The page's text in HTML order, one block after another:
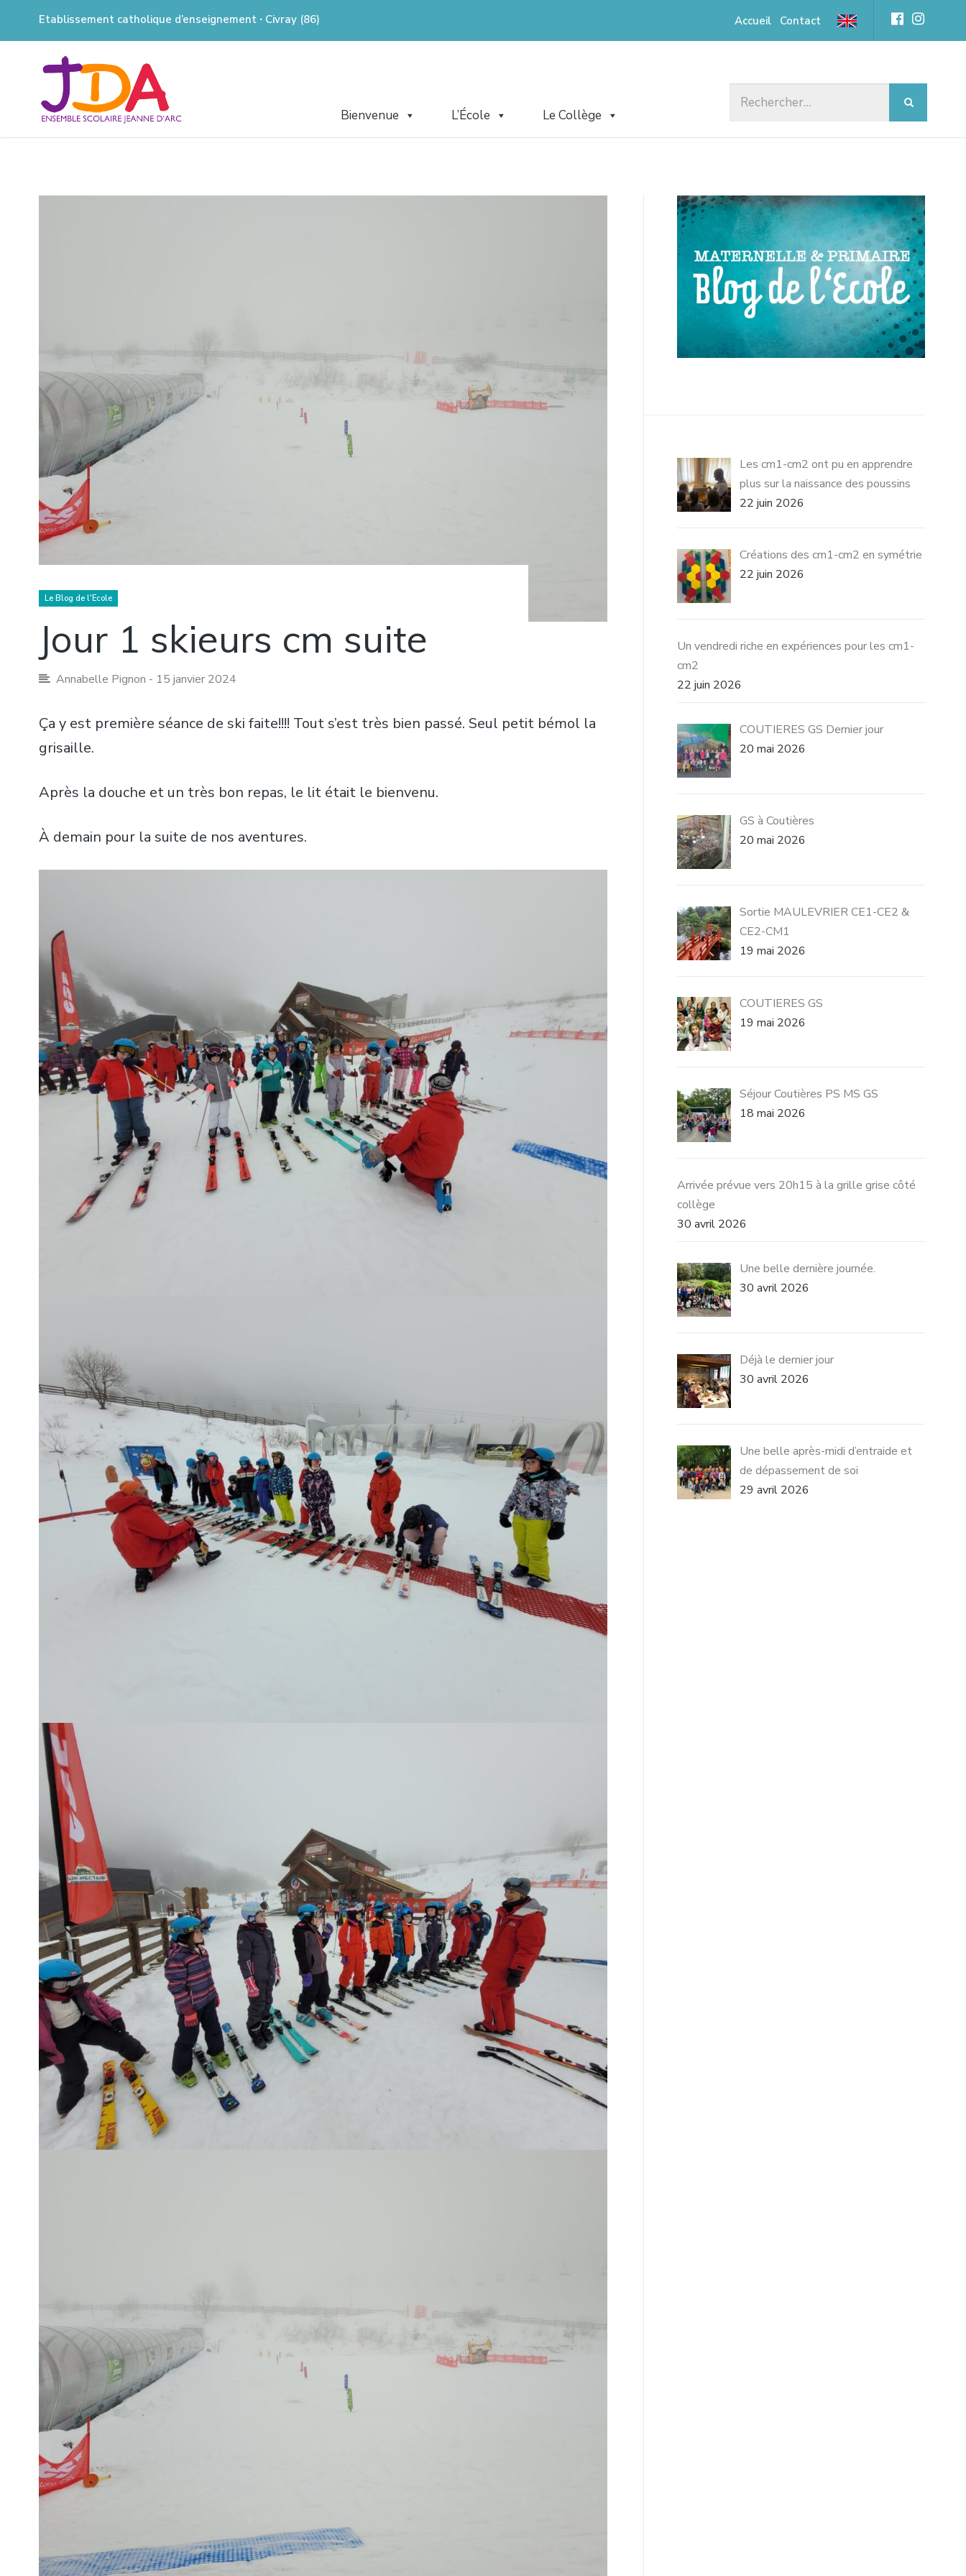
Etablissement catholique d’enseignement ∙ Civray (86) Accueil Contact
Bienvenue L’École Le Collège
Rechercher :
Le Blog de l'Ecole
Jour 1 skieurs cm suite
Annabelle Pignon - 15 janvier 2024
Ça y est première séance de ski faite!!!! Tout s’est très bien passé. Seul petit bémol la
grisaille.
Après la douche et un très bon repas, le lit était le bienvenu.
À demain pour la suite de nos aventures.
Les cm1-cm2 ont pu en apprendre
plus sur la naissance des poussins
22 juin 2026
Créations des cm1-cm2 en symétrie
22 juin 2026
Un vendredi riche en expériences pour les cm1-
cm2
22 juin 2026
COUTIERES GS Dernier jour
20 mai 2026
GS à Coutières
20 mai 2026
Sortie MAULEVRIER CE1-CE2 &
CE2-CM1
19 mai 2026
COUTIERES GS
19 mai 2026
Séjour Coutières PS MS GS
18 mai 2026
Arrivée prévue vers 20h15 à la grille grise côté
collège
30 avril 2026
Une belle dernière journée.
30 avril 2026
Déjà le dernier jour
30 avril 2026
Une belle après-midi d’entraide et
de dépassement de soi
29 avril 2026